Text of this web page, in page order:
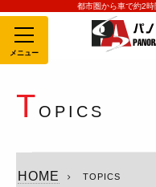
都市圏から車で約2
MENU
T OPICS
HOME TOPICS